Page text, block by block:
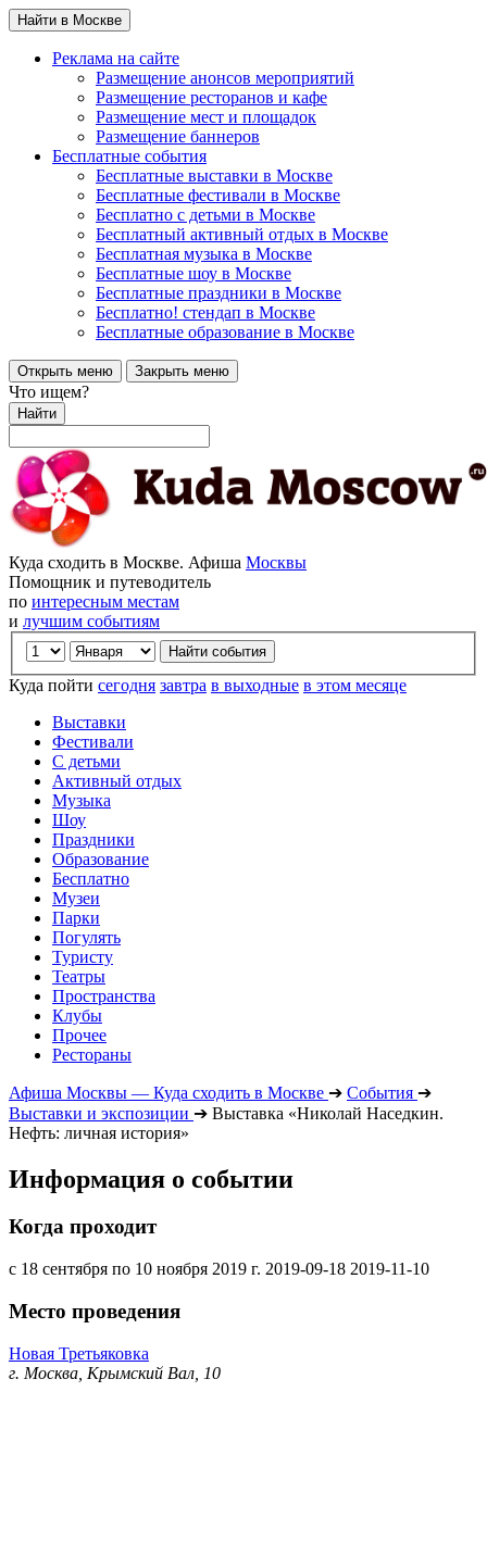
Найти в Москве
Реклама на сайте
Размещение анонсов мероприятий
Размещение ресторанов и кафе
Размещение мест и площадок
Размещение баннеров
Бесплатные события
Бесплатные выставки в Москве
Бесплатные фестивали в Москве
Бесплатно с детьми в Москве
Бесплатный активный отдых в Москве
Бесплатная музыка в Москве
Бесплатные шоу в Москве
Бесплатные праздники в Москве
Бесплатно! стендап в Москве
Бесплатные образование в Москве
Открыть меню Закрыть меню
Что ищем?
Найти
Куда сходить в Москве. Афиша Москвы
Помощник и путеводитель
по интересным местам
и лучшим событиям
Куда пойти сегодня завтра в выходные в этом месяце
Выставки
Фестивали
С детьми
Активный отдых
Музыка
Шоу
Праздники
Образование
Бесплатно
Музеи
Парки
Погулять
Туристу
Театры
Пространства
Клубы
Прочее
Рестораны
Афиша Москвы — Куда сходить в Москве ➔ События ➔
Выставки и экспозиции ➔ Выставка «Николай Наседкин.
Нефть: личная история»
Информация о событии
Когда проходит
с 18 сентября по 10 ноября 2019 г. 2019-09-18 2019-11-10
Место проведения
Новая Третьяковка
г. Москва, Крымский Вал, 10